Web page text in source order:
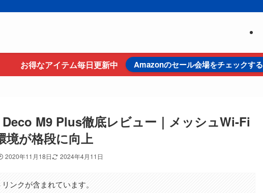
お得なアイテム毎日更新中 Amazonのセール会場をチェックする
Deco M9 Plus徹底レビュー｜メッシュWi-Fi
境が格段に向上
2020年11月18日 2024年4月11日
ンクが含まれています。